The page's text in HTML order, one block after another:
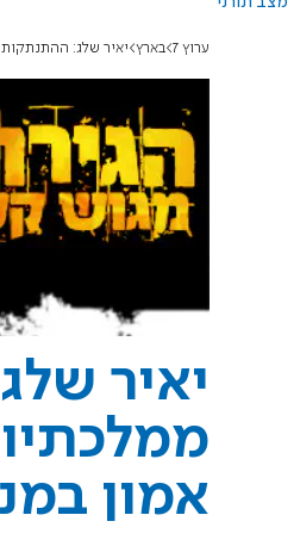
ערוץ 7 בארץ יאיר שלג:
יאיר
אמון